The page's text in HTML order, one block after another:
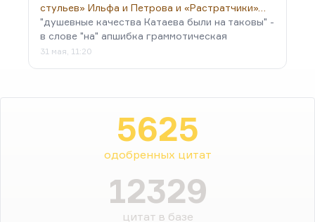
стульев» Ильфа и Петрова и «Растратчики»…
"душевные качества Катаева были на таковы" -
в слове "на" апшибка граммотическая
31 мая, 11:20
5625
одобренных цитат
12329
цитат в базе